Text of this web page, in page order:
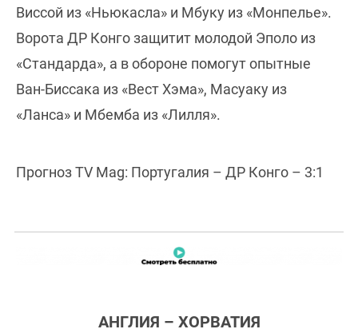
Виссой из «Ньюкасла» и Мбуку из «Монпелье».
Ворота ДР Конго защитит молодой Эполо из
«Стандарда», а в обороне помогут опытные
Ван-Биссака из «Вест Хэма», Масуаку из
«Ланса» и Мбемба из «Лилля».
Прогноз TV Mag: Португалия – ДР Конго – 3:1
АНГЛИЯ – ХОРВАТИЯ